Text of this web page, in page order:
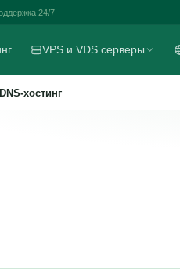
24/7
VPS и VDS серверы
DNS-хостинг